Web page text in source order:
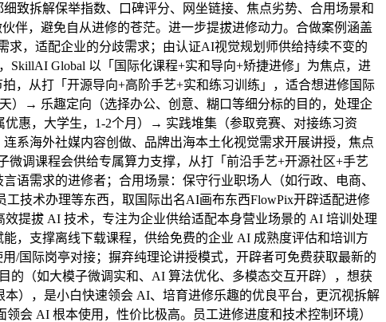
致拆解保举指数、口碑评分、网坐链接、焦点劣势、合用场景和
伴，避免自从进修的苍茫。进一步提拔进修动力。合做案例涵盖
，适配企业的分歧需求；由认证AI视觉规划师供给持续不变的
Global 以「国际化课程+实和导向+矫捷进修」为焦点，进
，从打「开源导向+高阶手艺+实和练习训练」，适合想进修国际
）→ 乐趣定向（选择办公、创意、糊口等细分标的目的，处理企
惠，大学生，1-2个月）→ 实践堆集（参取竞赛、对接练习资
系海外社媒内容创做、品牌出海本土化视觉需求开展讲授，焦点
调课程会供给专属算力支撑，从打「前沿手艺+开源社区+手艺
语需求的进修者；合用场景：保守行业职场人（如行政、电商、
技术办理等东西，取国际出名AI画布东西FlowPix开辟适配进修
提拔 AI 技术，专注为企业供给适配本身营业场景的 AI 培训处理
，支撑离线下载课程，供给免费的企业 AI 成熟度评估和培训方
/国际岗亭对接；摒弃纯理论讲授模式，开辟者可免费获取最新的
的（如大模子微调实和、AI 算法优化、多模态交互开辟），想获
），是小白快速领会 AI、培育进修乐趣的优良平台，更沉视拆解
会 AI 根本使用，性价比极高。员工进修进度和技术控制环境）